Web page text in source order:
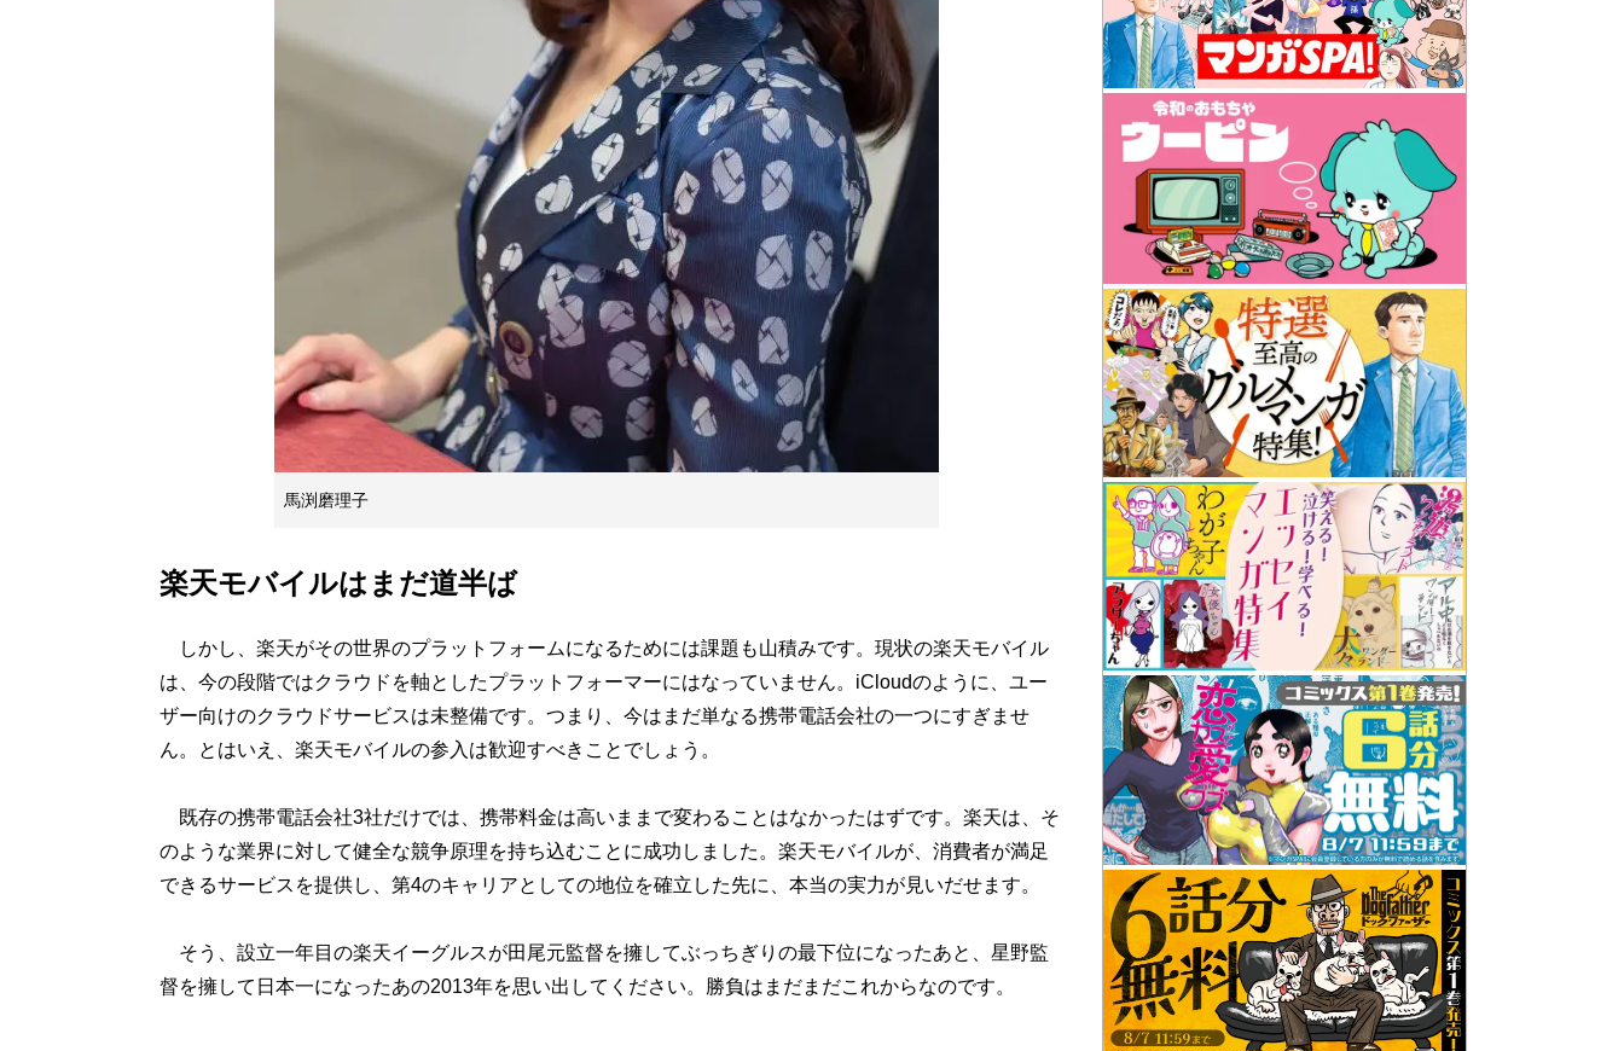
馬渕磨理子
楽天モバイルはまだ道半ば
しかし、楽天がその世界のプラットフォームになるためには課題も山積みです。現状の楽天モバイル
は、今の段階ではクラウドを軸としたプラットフォーマーにはなっていません。iCloudのように、ユー
ザー向けのクラウドサービスは未整備です。つまり、今はまだ単なる携帯電話会社の一つにすぎませ
ん。とはいえ、楽天モバイルの参入は歓迎すべきことでしょう。
既存の携帯電話会社3社だけでは、携帯料金は高いままで変わることはなかったはずです。楽天は、そ
のような業界に対して健全な競争原理を持ち込むことに成功しました。楽天モバイルが、消費者が満足
できるサービスを提供し、第4のキャリアとしての地位を確立した先に、本当の実力が見いだせます。
そう、設立一年目の楽天イーグルスが田尾元監督を擁してぶっちぎりの最下位になったあと、星野監